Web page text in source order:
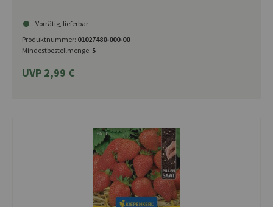
Vorrätig, lieferbar
Produktnummer: 01027480-000-00
Mindestbestellmenge: 5
UVP 2,99 €